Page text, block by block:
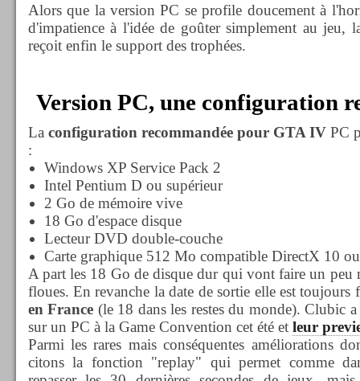
Alors que la version PC se profile doucement à
d'impatience à l'idée de goûter simplement au jeu,
reçoit enfin le support des trophées.
Version PC, une configuration
La configuration recommandée pour GTA IVPC
:
Windows XP Service Pack 2
Intel Pentium D ou supérieur
2 Go de mémoire vive
18 Go d'espace disque
Lecteur DVD double-couche
Carte graphique 512 Mo compatible DirectX 10
A part les 18 Go de disque dur qui vont faire un peu
floues. En revanche la date de sortie elle est
en France (le 18 dans les restes du monde). Clubic
sur un PC à la Game Convention cet été et leur
Parmi les rares mais conséquentes améliorations
citons la fonction "replay" qui permet comme